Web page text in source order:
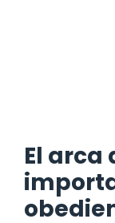
El arca